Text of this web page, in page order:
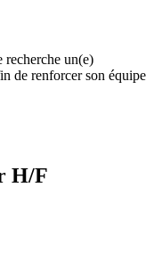
recherche un(e)
de renforcer son équipe
H/F